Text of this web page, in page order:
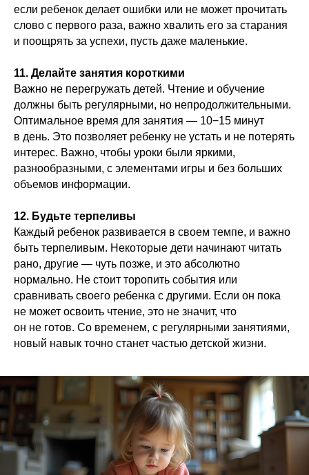
если ребенок делает ошибки или не может прочитать
слово с первого раза, важно хвалить его за старания
и поощрять за успехи, пусть даже маленькие.
11. Делайте занятия короткими
Важно не перегружать детей. Чтение и обучение
должны быть регулярными, но непродолжительными.
Оптимальное время для занятия — 10−15 минут
в день. Это позволяет ребенку не устать и не потерять
интерес. Важно, чтобы уроки были яркими,
разнообразными, с элементами игры и без больших
объемов информации.
12. Будьте терпеливы
Каждый ребенок развивается в своем темпе, и важно
быть терпеливым. Некоторые дети начинают читать
рано, другие — чуть позже, и это абсолютно
нормально. Не стоит торопить события или
сравнивать своего ребенка с другими. Если он пока
не может освоить чтение, это не значит, что
он не готов. Со временем, с регулярными занятиями,
новый навык точно станет частью детской жизни.